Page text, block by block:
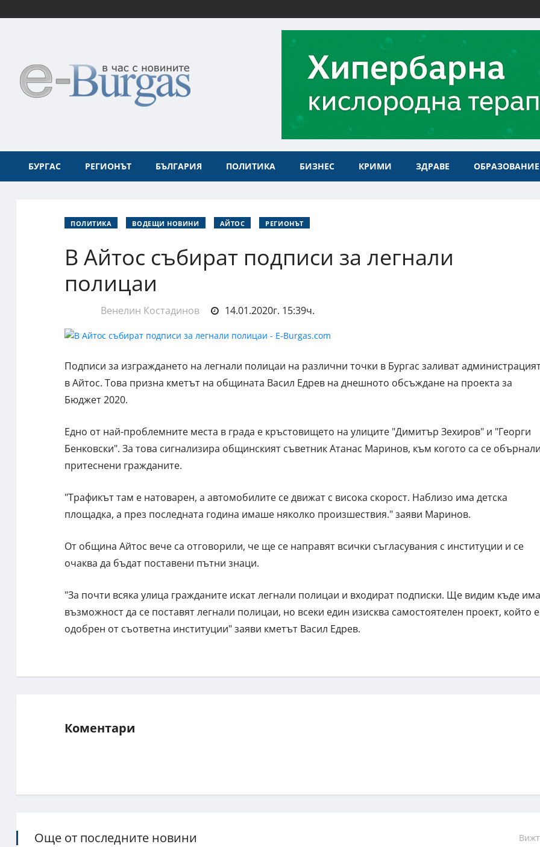
БУРГАС РЕГИОНЪТ БЪЛГАРИЯ ПОЛИТИКА БИЗНЕС КРИМИ ЗДРАВЕ ОБРАЗОВАНИЕ
ПОЛИТИКА ВОДЕЩИ НОВИНИ АЙТОС РЕГИОНЪТ
В Айтос събират подписи за легнали
полицаи
Венелин Костадинов 14.01.2020г. 15:39ч.
Подписи за изграждането на легнали полицаи на различни точки в Бургас заливат
в Айтос. Това призна кметът на общината Васил Едрев на днешното обсъждане на проекта за
Бюджет 2020.
Едно от най-проблемните места в града е кръстовището на улиците "Димитър Зехиров" и "Георги
Бенковски". За това сигнализира общинският съветник Атанас Маринов, към когото са се
притеснени гражданите.
"Трафикът там е натоварен, а автомобилите се движат с висока скорост. Наблизо има детска
площадка, а през последната година имаше няколко произшествия." заяви Маринов.
От община Айтос вече са отговорили, че ще се направят всички съгласувания с институции и се
очаква да бъдат поставени пътни знаци.
"За почти всяка улица гражданите искат легнали полицаи и входират подписки. Ще видим къде има
възможност да се поставят легнали полицаи, но всеки един изисква самостоятелен проект, който е
одобрен от съответна институции" заяви кметът Васил Едрев.
Коментари
Още от последните новини